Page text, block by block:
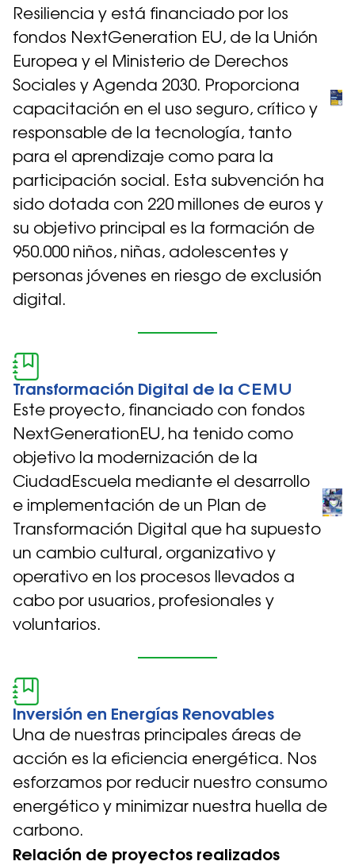
Resiliencia y está financiado por los
fondos NextGeneration EU, de la Unión
Europea y el Ministerio de Derechos
Sociales y Agenda 2030. Proporciona
capacitación en el uso seguro, crítico y
responsable de la tecnología, tanto
para el aprendizaje como para la
participación social. Esta subvención ha
sido dotada con 220 millones de euros y
su objetivo principal es la formación de
950.000 niños, niñas, adolescentes y
personas jóvenes en riesgo de exclusión
digital.
Transformación Digital de la CEMU
Este proyecto, financiado con fondos
NextGenerationEU, ha tenido como
objetivo la modernización de la
CiudadEscuela mediante el desarrollo
e implementación de un Plan de
Transformación Digital que ha supuesto
un cambio cultural, organizativo y
operativo en los procesos llevados a
cabo por usuarios, profesionales y
voluntarios.
Inversión en Energías Renovables
Una de nuestras principales áreas de
acción es la eficiencia energética. Nos
esforzamos por reducir nuestro consumo
energético y minimizar nuestra huella de
carbono.
Relación de proyectos realizados